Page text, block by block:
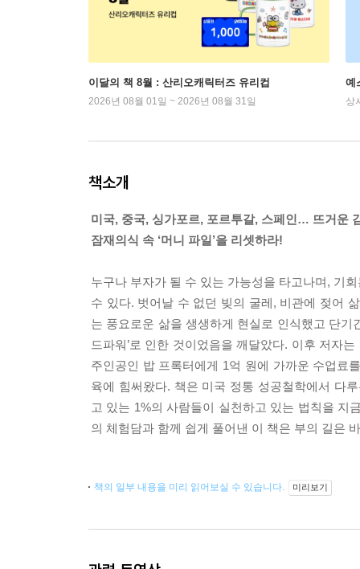
이달의 책 8월 : 산리오캐릭터즈 유리컵
2026년 08월 01일 ~ 2026년 08월 31일
예
상
책소개
미국, 중국, 싱가포르, 포르투갈, 스페인… 뜨거운
잠재의식 속 ‘머니 파일’을 리셋하라!
누구나 부자가 될 수 있는 가능성을 타고나며, 기
수 있다. 벗어날 수 없던 빚의 굴레, 비관에 젖어
는 풍요로운 삶을 생생하게 현실로 인식했고 단
드파워’로 인한 것이었음을 깨달았다. 이후 저자
주인공인 밥 프록터에게 1억 원에 가까운 수업료
육에 힘써왔다. 책은 미국 정통 성공철학에서 다
고 있는 1%의 사람들이 실천하고 있는 법칙을 지
의 체험담과 함께 쉽게 풀어낸 이 책은 부의 길은
책의 일부 내용을 미리 읽어보실 수 있습니다. 미리보기